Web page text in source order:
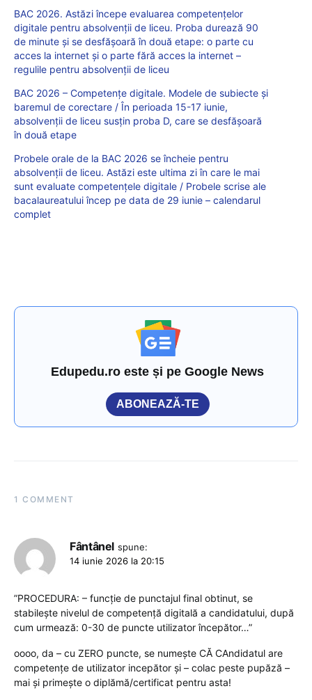
BAC 2026. Astăzi începe evaluarea competențelor
digitale pentru absolvenții de liceu. Proba durează 90
de minute și se desfășoară în două etape: o parte cu
acces la internet și o parte fără acces la internet –
regulile pentru absolvenții de liceu
BAC 2026 – Competențe digitale. Modele de subiecte și
baremul de corectare / În perioada 15-17 iunie,
absolvenții de liceu susțin proba D, care se desfășoară
în două etape
Probele orale de la BAC 2026 se încheie pentru
absolvenții de liceu. Astăzi este ultima zi în care le mai
sunt evaluate competențele digitale / Probele scrise ale
bacalaureatului încep pe data de 29 iunie – calendarul
complet
Edupedu.ro este și pe Google News
ABONEAZĂ-TE
1 COMMENT
Fântânel spune:
14 iunie 2026 la 20:15
”PROCEDURA: – funcție de punctajul final obtinut, se
stabileşte nivelul de competență digitală a candidatului, după
cum urmează: 0-30 de puncte utilizator începător…”
oooo, da – cu ZERO puncte, se numește CĂ CAndidatul are
competențe de utilizator incepător și – colac peste pupăză –
mai și primește o diplămă/certificat pentru asta!